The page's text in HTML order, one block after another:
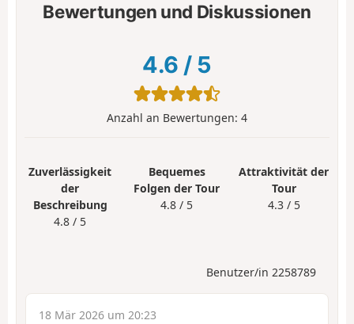
Bewertungen und Diskussionen
4.6 / 5
Anzahl an Bewertungen: 4
Zuverlässigkeit
der
Beschreibung
4.8 / 5
Bequemes
Folgen der Tour
4.8 / 5
Attraktivität der
Tour
4.3 / 5
Benutzer/in 2258789
18 Mär 2026 um 20:23